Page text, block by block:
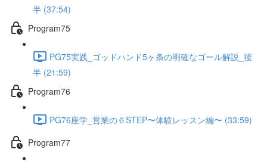
半 (37:54)
Program75
PG75実践_ゴッドハンド5ヶ条の明確なゴール解説_後
半 (21:59)
Program76
PG76座学_営業の６STEP〜体験レッスン編〜 (33:59)
Program77